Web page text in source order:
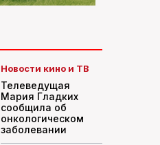
Новости кино и ТВ
Телеведущая
Мария Гладких
сообщила об
онкологическом
заболевании